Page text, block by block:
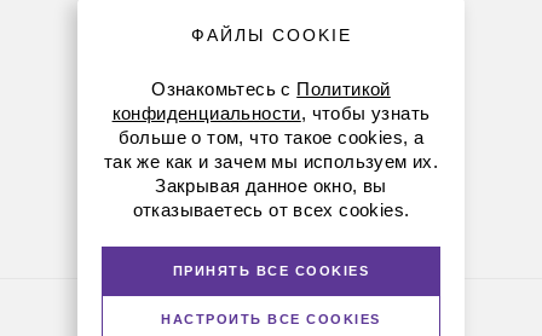
8 (800) 234-05-08
8-863-303-55-00
ФАЙЛЫ COOKIE
Ознакомьтесь с Политикой
конфиденциальности, чтобы узнать
больше о том, что такое cookies, а
так же как и зачем мы используем их.
Закрывая данное окно, вы
отказываетесь от всех cookies.
ПРИНЯТЬ ВСЕ COOKIES
НАСТРОИТЬ ВСЕ COOKIES